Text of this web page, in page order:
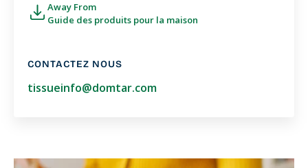
Away From
Guide des produits pour la maison
CONTACTEZ NOUS
tissueinfo@domtar.com